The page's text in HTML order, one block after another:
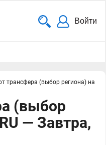
Войти
трансфера (выбор региона) на
(выбор
— Завтра,